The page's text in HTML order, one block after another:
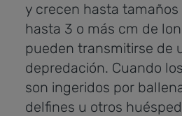
y crecen hasta
hasta 3 o más cm de
pueden transmitirse de
depredación. Cuando
son ingeridos por
delfines u otros